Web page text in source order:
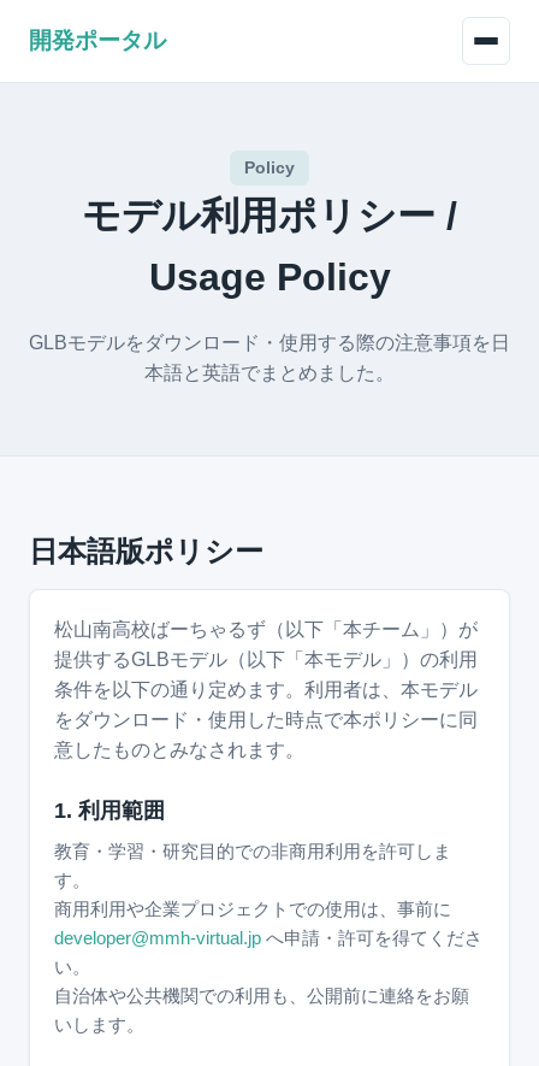
開発ポータル
Policy
モデル利用ポリシー /
Usage Policy
GLBモデルをダウンロード・使用する際の注意事項を日
本語と英語でまとめました。
日本語版ポリシー
松山南高校ばーちゃるず（以下「本チーム」）が
提供するGLBモデル（以下「本モデル」）の利用
条件を以下の通り定めます。利用者は、本モデル
をダウンロード・使用した時点で本ポリシーに同
意したものとみなされます。
1. 利用範囲
教育・学習・研究目的での非商用利用を許可しま
す。
商用利用や企業プロジェクトでの使用は、事前に
developer@mmh-virtual.jp へ申請・許可を得てくださ
い。
自治体や公共機関での利用も、公開前に連絡をお願
いします。